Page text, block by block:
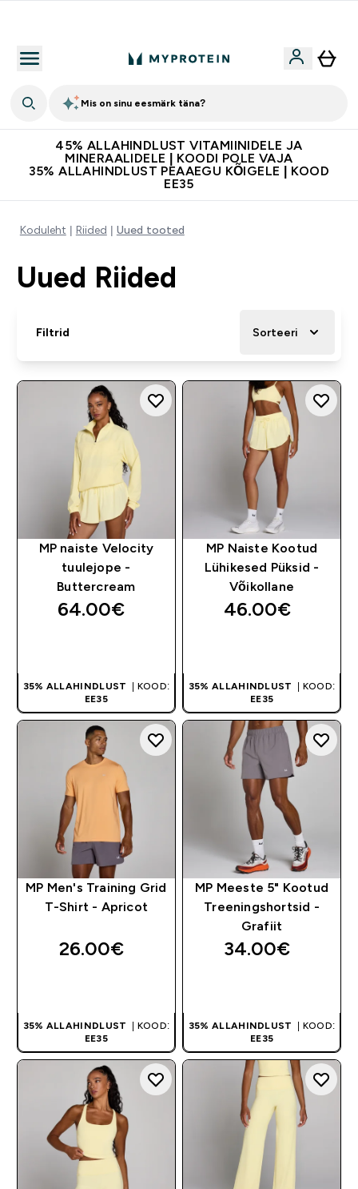
Mis on sinu eesmärk täna?
45% ALLAHINDLUST VITAMIINIDELE JA
MINERAALIDELE | KOODI POLE VAJA
35% ALLAHINDLUST PEAAEGU KÕIGELE | KOOD
EE35
Koduleht Riided Uued tooted
Uued Riided
Filtrid Sorteeri
MP naiste Velocity
tuulejope -
Buttercream
64.00€‎
35% ALLAHINDLUST
| KOOD:
EE35
MP Naiste Kootud
Lühikesed Püksid -
Võikollane
46.00€‎
35% ALLAHINDLUST
| KOOD:
EE35
MP Men's Training Grid
T-Shirt - Apricot
26.00€‎
35% ALLAHINDLUST
| KOOD:
EE35
MP Meeste 5" Kootud
Treeningshortsid -
Grafiit
34.00€‎
35% ALLAHINDLUST
| KOOD:
EE35